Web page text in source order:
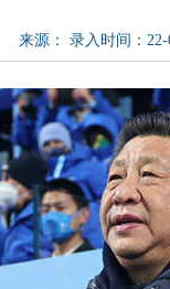
来源： 录入时间：22-